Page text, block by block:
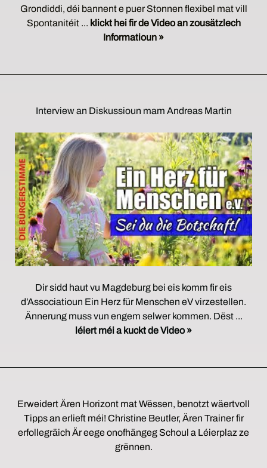
Grondiddi, déi bannent e puer Stonnen flexibel mat vill
Spontanitéit ... klickt hei fir de Video an zousätzlech
Informatioun »
Interview an Diskussioun mam Andreas Martin
Dir sidd haut vu Magdeburg bei eis komm fir eis
d’Associatioun Ein Herz für Menschen eV virzestellen.
Ännerung muss vun engem selwer kommen. Dëst ...
léiert méi a kuckt de Video »
Erweidert Ären Horizont mat Wëssen, benotzt wäertvoll
Tipps an erlieft méi! Christine Beutler, Ären Trainer fir
erfollegräich Är eege onofhängeg Schoul a Léierplaz ze
grënnen.